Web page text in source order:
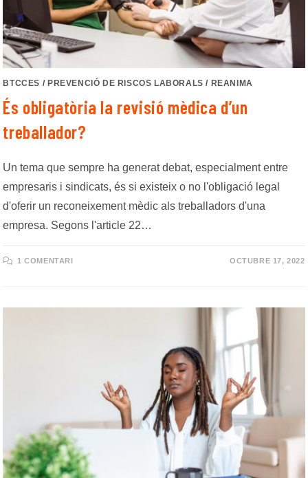
BTCCES / PREVENCIÓ DE RISCOS LABORALS / REANIMA
És obligatòria la revisió mèdica d’un
treballador?
Un tema que sempre ha generat debat, especialment entre
empresaris i sindicats, és si existeix o no l'obligació legal
d'oferir un reconeixement mèdic als treballadors d'una
empresa. Segons l'article 22…
1 COMENTARI OCTUBRE 17, 2022